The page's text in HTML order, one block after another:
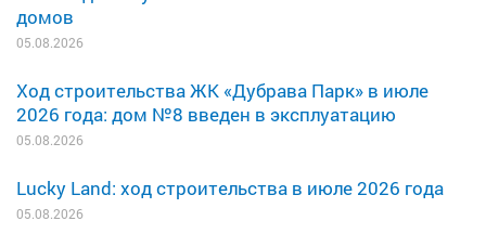
домов
05.08.2026
Ход строительства ЖК «Дубрава Парк» в июле
2026 года: дом №8 введен в эксплуатацию
05.08.2026
Lucky Land: ход строительства в июле 2026 года
05.08.2026